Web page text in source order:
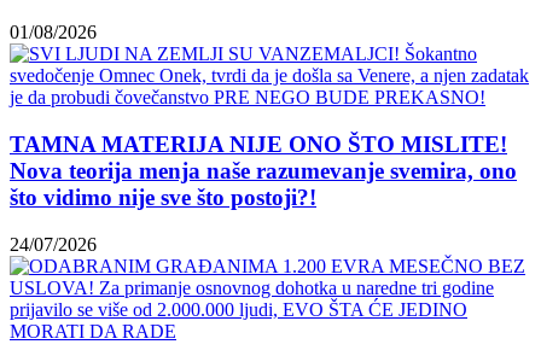
01/08/2026
TAMNA MATERIJA NIJE ONO ŠTO MISLITE!
Nova teorija menja naše razumevanje svemira, ono
što vidimo nije sve što postoji?!
24/07/2026